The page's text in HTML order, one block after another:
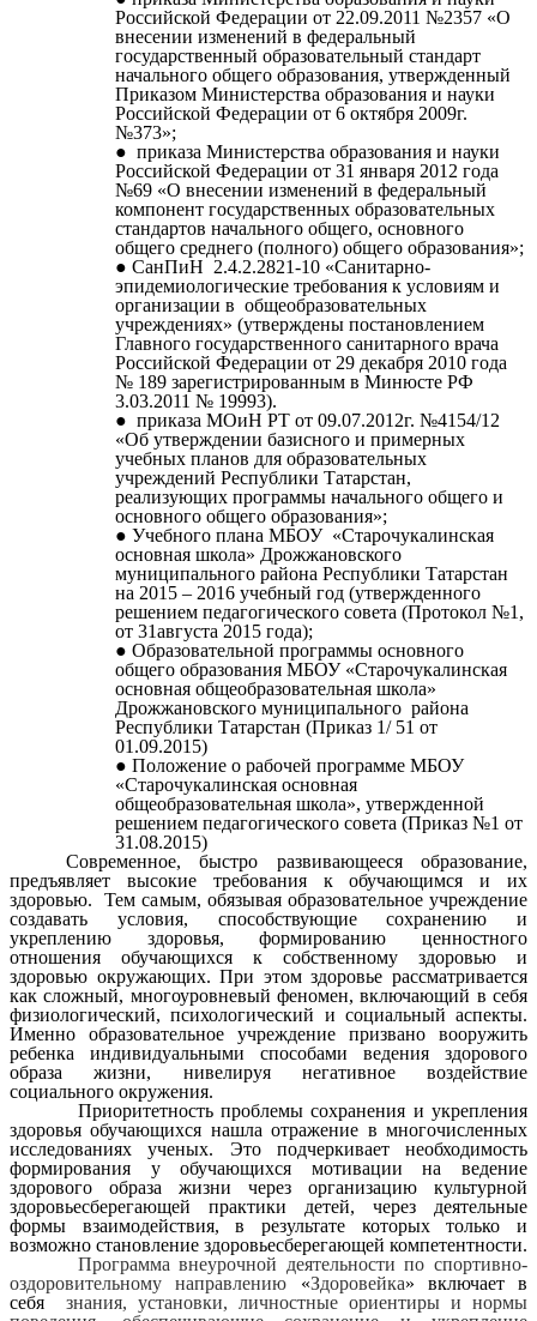
Российской Федерации от 22.09.2011 №2357 «О
внесении изменений в федеральный
государственный образовательный стандарт
начального общего образования, утвержденный
Приказом Министерства образования и науки
Российской Федерации от 6 октября 2009г.
№373»;
приказа Министерства образования и науки
Российской Федерации от 31 января 2012 года
№69 «О внесении изменений в федеральный
компонент государственных образовательных
стандартов начального общего, основного
общего среднего (полного) общего образования»;
СанПиН 2.4.2.2821-10 «Санитарно-
эпидемиологические требования к условиям и
организации в общеобразовательных
учреждениях» (утверждены постановлением
Главного государственного санитарного врача
Российской Федерации от 29 декабря 2010 года
№ 189 зарегистрированным в Минюсте РФ
3.03.2011 № 19993).
приказа МОиН РТ от 09.07.2012г. №4154/12
«Об утверждении базисного и примерных
учебных планов для образовательных
учреждений Республики Татарстан,
реализующих программы начального общего и
основного общего образования»;
Учебного плана МБОУ «Старочукалинская
основная школа» Дрожжановского
муниципального района Республики Татарстан
на 2015 – 2016 учебный год (утвержденного
решением педагогического совета (Протокол №1,
от 31августа 2015 года);
Образовательной программы основного
общего образования МБОУ «Старочукалинская
основная общеобразовательная школа»
Дрожжановского муниципального района
Республики Татарстан (Приказ 1/ 51 от
01.09.2015)
Положение о рабочей программе МБОУ
«Старочукалинская основная
общеобразовательная школа», утвержденной
решением педагогического совета (Приказ №1 от
31.08.2015)
Современное, быстро развивающееся образование,
предъявляет высокие требования к обучающимся и их
здоровью. Тем самым, обязывая образовательное учреждение
создавать условия, способствующие сохранению и
укреплению здоровья, формированию ценностного
отношения обучающихся к собственному здоровью и
здоровью окружающих. При этом здоровье рассматривается
как сложный, многоуровневый феномен, включающий в себя
физиологический, психологический и социальный аспекты.
Именно образовательное учреждение призвано вооружить
ребенка индивидуальными способами ведения здорового
образа жизни, нивелируя негативное воздействие
социального окружения.
Приоритетность проблемы сохранения и укрепления
здоровья обучающихся нашла отражение в многочисленных
исследованиях ученых. Это подчеркивает необходимость
формирования у обучающихся мотивации на ведение
здорового образа жизни через организацию культурной
здоровьесберегающей практики детей, через деятельные
формы взаимодействия, в результате которых только и
возможно становление здоровьесберегающей компетентности.
Программа внеурочной деятельности по спортивно-
оздоровительному направлению «Здоровейка» включает в
себя
знания, установки, личностные ориентиры и нормы